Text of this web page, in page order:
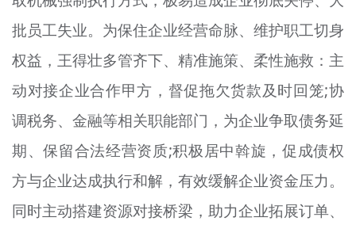
批员工失业。为保住企业经营命脉、维护职工切身
权益，王得壮多管齐下、精准施策、柔性施救：主
动对接企业合作甲方，督促拖欠货款及时回笼;协
调税务、金融等相关职能部门，为企业争取债务延
期、保留合法经营资质;积极居中斡旋，促成债权
方与企业达成执行和解，有效缓解企业资金压力。
同时主动搭建资源对接桥梁，助力企业拓展订单、